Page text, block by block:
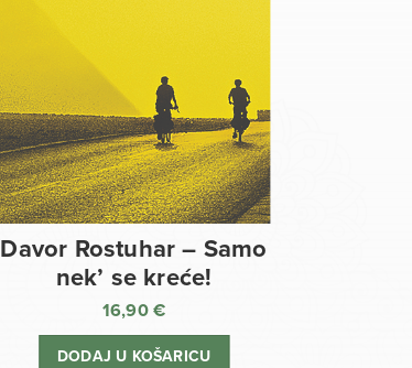
Davor Rostuhar – Samo
nek’ se kreće!
16,90€
DODAJ U KOŠARICU